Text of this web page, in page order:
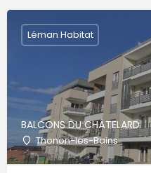
BALCONS DU CHÂTELARD
Thonon-les-Bains
Léman Habitat